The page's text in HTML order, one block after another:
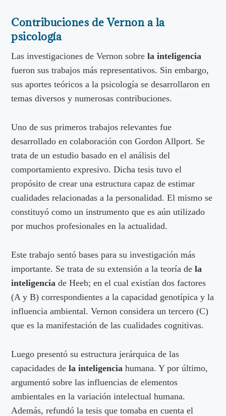
Contribuciones de Vernon a la
psicología
Las investigaciones de Vernon sobrela inteligencia
fueron sus trabajos más representativos. Sin embargo,
sus aportes teóricos a la psicología se desarrollaron en
temas diversos y numerosas contribuciones.
Uno de sus primeros trabajos relevantes fue
desarrollado en colaboración con Gordon Allport. Se
trata de un estudio basado en el análisis del
comportamiento expresivo. Dicha tesis tuvo el
propósito de crear una estructura capaz de estimar
cualidades relacionadas a la personalidad. El mismo se
constituyó como un instrumento que es aún utilizado
por muchos profesionales en la actualidad.
Este trabajo sentó bases para su investigación más
importante. Se trata de su extensión a la teoría dela
inteligencia de Heeb; en el cual existían dos factores
(A y B) correspondientes a la capacidad genotípica y la
influencia ambiental. Vernon considera un tercero (C)
que es la manifestación de las cualidades cognitivas.
Luego presentó su estructura jerárquica de las
capacidades dela inteligencia humana. Y por último,
argumentó sobre las influencias de elementos
ambientales en la variación intelectual humana.
Además, refundó la tesis que tomaba en cuenta el